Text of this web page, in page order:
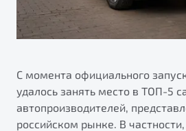
С момента официального
удалось занять место в ТОП-5
автопроизводителей,
российском рынке. В